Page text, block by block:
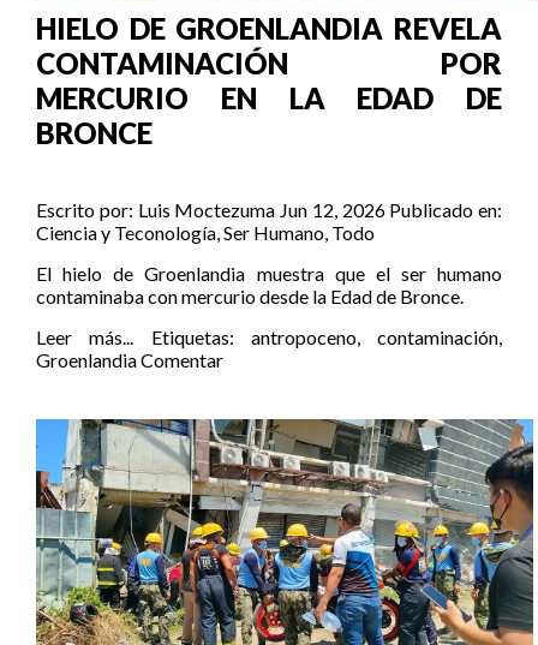
HIELO DE GROENLANDIA REVELA
CONTAMINACIÓN POR
MERCURIO EN LA EDAD DE
BRONCE
Escrito por: Luis Moctezuma Jun 12, 2026 Publicado en:
Ciencia y Teconología,Ser Humano, Todo
El hielo de Groenlandia muestra que el ser humano
contaminaba con mercurio desde la Edad de Bronce.
Leer más...
Etiquetas: antropoceno, contaminación,
GroenlandiaComentar